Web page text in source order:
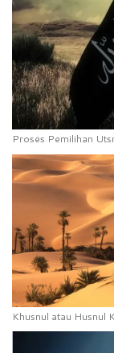
Proses Pemilihan
Khusnul atau Husnul